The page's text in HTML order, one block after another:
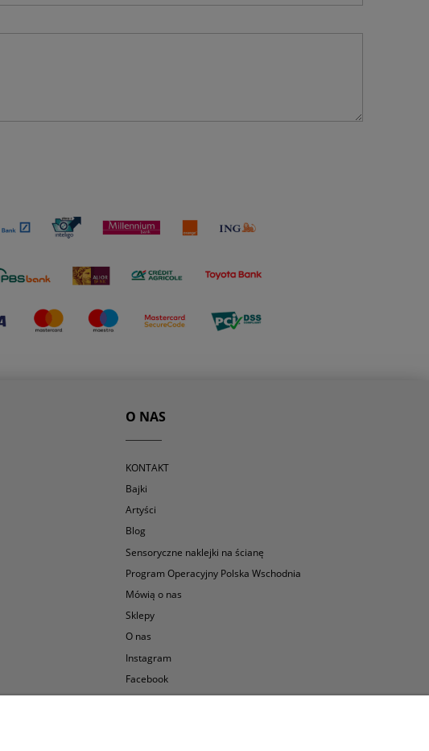
O NAS
KONTAKT
Bajki
Artyści
Blog
Sensoryczne naklejki na ścianę
Program Operacyjny Polska Wschodnia
Mówią o nas
Sklepy
O nas
Instagram
Facebook
Pinterest